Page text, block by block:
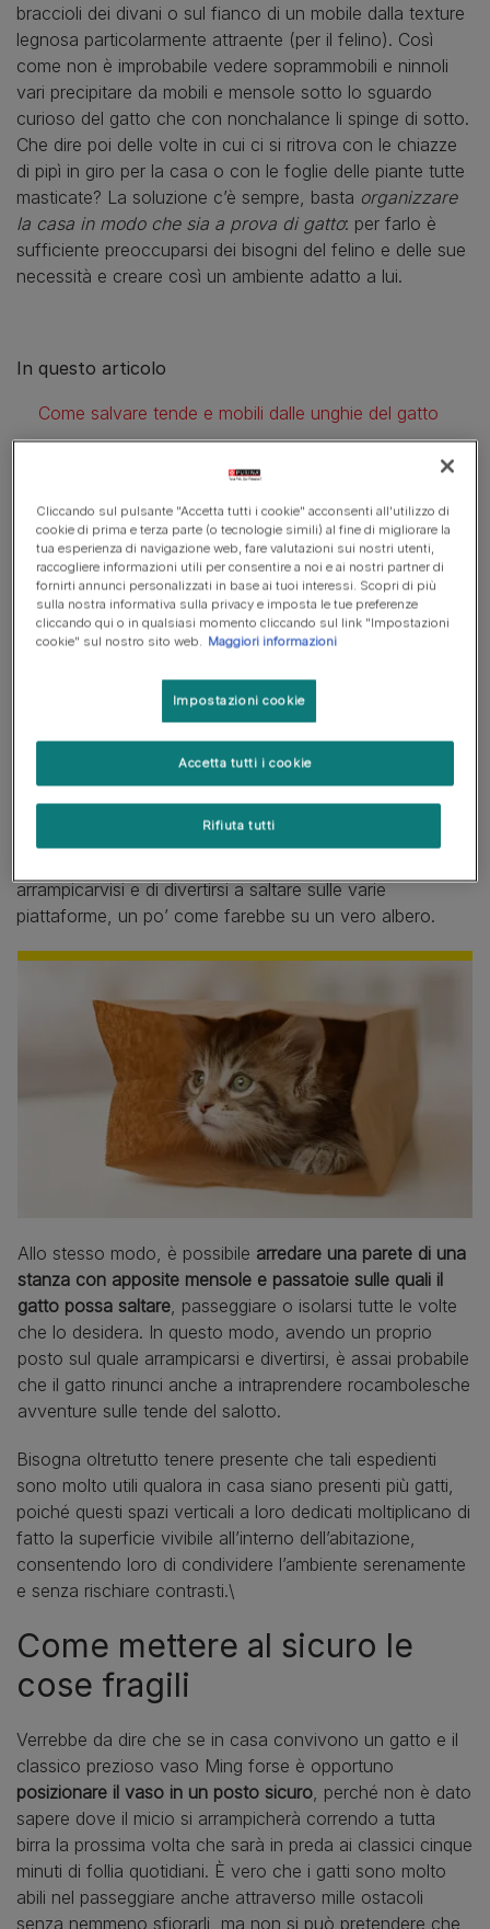
braccioli dei divani o sul fianco di un mobile dalla texture
legnosa particolarmente attraente (per il felino). Così
come non è improbabile vedere soprammobili e ninnoli
vari precipitare da mobili e mensole sotto lo sguardo
curioso del gatto che con nonchalance li spinge di sotto.
Che dire poi delle volte in cui ci si ritrova con le chiazze
di pipì in giro per la casa o con le foglie delle piante tutte
masticate? La soluzione c’è sempre, basta organizzare
la casa in modo che sia a prova di gatto: per farlo è
sufficiente preoccuparsi dei bisogni del felino e delle sue
necessità e creare così un ambiente adatto a lui.
In questo articolo
Come salvare tende e mobili dalle unghie del gatto
Come impedire che il gatto mangi le piante
Come salvare tende e mobili
dalle unghie del gatto
letto, sedie o altri mobili per farsi le unghie è mettergli a
disposizione fin da cucciolo dei tiragraffi sui quali
imparerà ad affilare gli artigli. L’ideale è posizionarne più
di uno nei vari ambienti della casa, magari scegliendone
arrampicarvisi e di divertirsi a saltare sulle varie
piattaforme, un po’ come farebbe su un vero albero.
Allo stesso modo, è possibile arredare una parete di una
stanza con apposite mensole e passatoie sulle quali il
gatto possa saltare , passeggiare o isolarsi tutte le volte
che lo desidera. In questo modo, avendo un proprio
posto sul quale arrampicarsi e divertirsi, è assai probabile
che il gatto rinunci anche a intraprendere rocambolesche
avventure sulle tende del salotto.
Bisogna oltretutto tenere presente che tali espedienti
sono molto utili qualora in casa siano presenti più gatti,
poiché questi spazi verticali a loro dedicati moltiplicano di
fatto la superficie vivibile all’interno dell’abitazione,
consentendo loro di condividere l’ambiente serenamente
e senza rischiare contrasti.\
Come mettere al sicuro le
cose fragili
Verrebbe da dire che se in casa convivono un gatto e il
classico prezioso vaso Ming forse è opportuno
posizionare il vaso in un posto sicuro , perché non è dato
sapere dove il micio si arrampicherà correndo a tutta
birra la prossima volta che sarà in preda ai classici cinque
minuti di follia quotidiani. È vero che i gatti sono molto
abili nel passeggiare anche attraverso mille ostacoli
senza nemmeno sfiorarli, ma non si può pretendere che
Cliccando sul pulsante "Accetta tutti i cookie" acconsenti all'utilizzo di
cookie di prima e terza parte (o tecnologie simili) al fine di migliorare la
tua esperienza di navigazione web, fare valutazioni sui nostri utenti,
raccogliere informazioni utili per consentire a noi e ai nostri partner di
fornirti annunci personalizzati in base ai tuoi interessi. Scopri di più
sulla nostra informativa sulla privacy e imposta le tue preferenze
cliccando qui o in qualsiasi momento cliccando sul link "Impostazioni
cookie" sul nostro sito web. Maggiori informazioni
Impostazioni cookie
Rifiuta tutti
Accetta tutti i cookie